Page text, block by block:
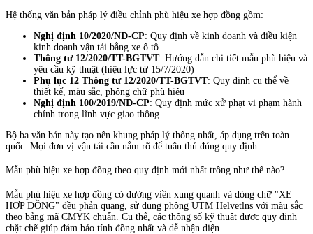
Hệ thống văn bản pháp lý điều chỉnh phù hiệu xe hợp đồng gồm:
Nghị định 10/2020/NĐ-CP: Quy định về kinh doanh và điều kiện
kinh doanh vận tải bằng xe ô tô
Thông tư 12/2020/TT-BGTVT: Hướng dẫn chi tiết mẫu phù hiệu và
yêu cầu kỹ thuật (hiệu lực từ 15/7/2020)
Phụ lục 12 Thông tư 12/2020/TT-BGTVT: Quy định cụ thể về
thiết kế, màu sắc, phông chữ phù hiệu
Nghị định 100/2019/NĐ-CP: Quy định mức xử phạt vi phạm hành
chính trong lĩnh vực giao thông
Bộ ba văn bản này tạo nên khung pháp lý thống nhất, áp dụng trên toàn
quốc. Mọi đơn vị vận tải cần nắm rõ để tuân thủ đúng quy định.
Mẫu phù hiệu xe hợp đồng theo quy định mới nhất trông như thế nào?
Mẫu phù hiệu xe hợp đồng có đường viền xung quanh và dòng chữ "XE
HỢP ĐỒNG" đều phản quang, sử dụng phông UTM Helvetlns với màu sắc
theo bảng mã CMYK chuẩn. Cụ thể, các thông số kỹ thuật được quy định
chặt chẽ giúp đảm bảo tính đồng nhất và dễ nhận diện.